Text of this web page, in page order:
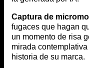
Captura de
fugaces que hagan
un momento de risa
mirada
historia de su marca.